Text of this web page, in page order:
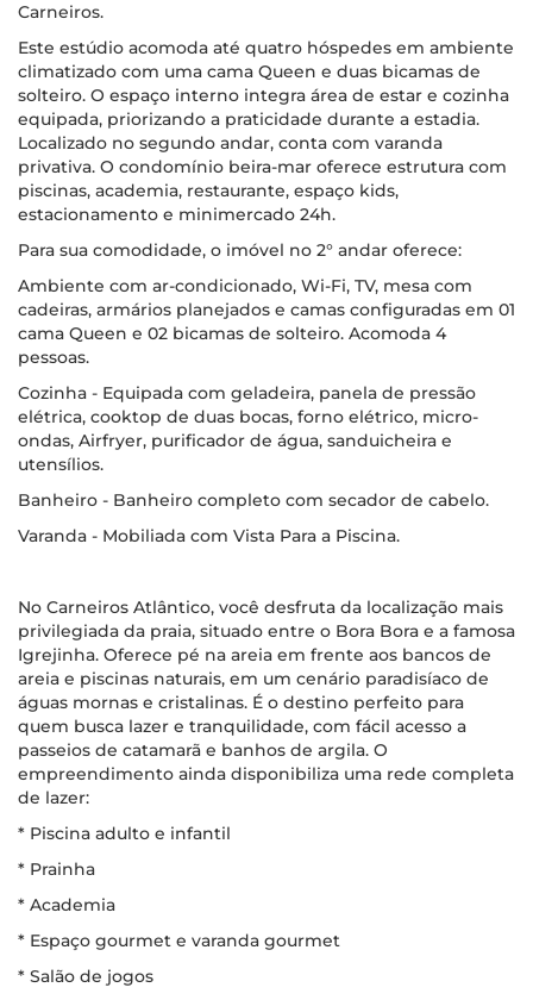
Carneiros.
Este estúdio acomoda até quatro hóspedes em ambiente
climatizado com uma cama Queen e duas bicamas de
solteiro. O espaço interno integra área de estar e cozinha
equipada, priorizando a praticidade durante a estadia.
Localizado no segundo andar, conta com varanda
privativa. O condomínio beira-mar oferece estrutura com
piscinas, academia, restaurante, espaço kids,
estacionamento e minimercado 24h.
Para sua comodidade, o imóvel no 2° andar oferece:
Ambiente com ar-condicionado, Wi-Fi, TV, mesa com
cadeiras, armários planejados e camas configuradas em 01
cama Queen e 02 bicamas de solteiro. Acomoda 4
pessoas.
Cozinha - Equipada com geladeira, panela de pressão
elétrica, cooktop de duas bocas, forno elétrico, micro-
ondas, Airfryer, purificador de água, sanduicheira e
utensílios.
Banheiro - Banheiro completo com secador de cabelo.
Varanda - Mobiliada com Vista Para a Piscina.
No Carneiros Atlântico, você desfruta da localização mais
privilegiada da praia, situado entre o Bora Bora e a famosa
Igrejinha. Oferece pé na areia em frente aos bancos de
areia e piscinas naturais, em um cenário paradisíaco de
águas mornas e cristalinas. É o destino perfeito para
quem busca lazer e tranquilidade, com fácil acesso a
passeios de catamarã e banhos de argila. O
empreendimento ainda disponibiliza uma rede completa
de lazer:
* Piscina adulto e infantil
* Prainha
* Academia
* Espaço gourmet e varanda gourmet
* Salão de jogos